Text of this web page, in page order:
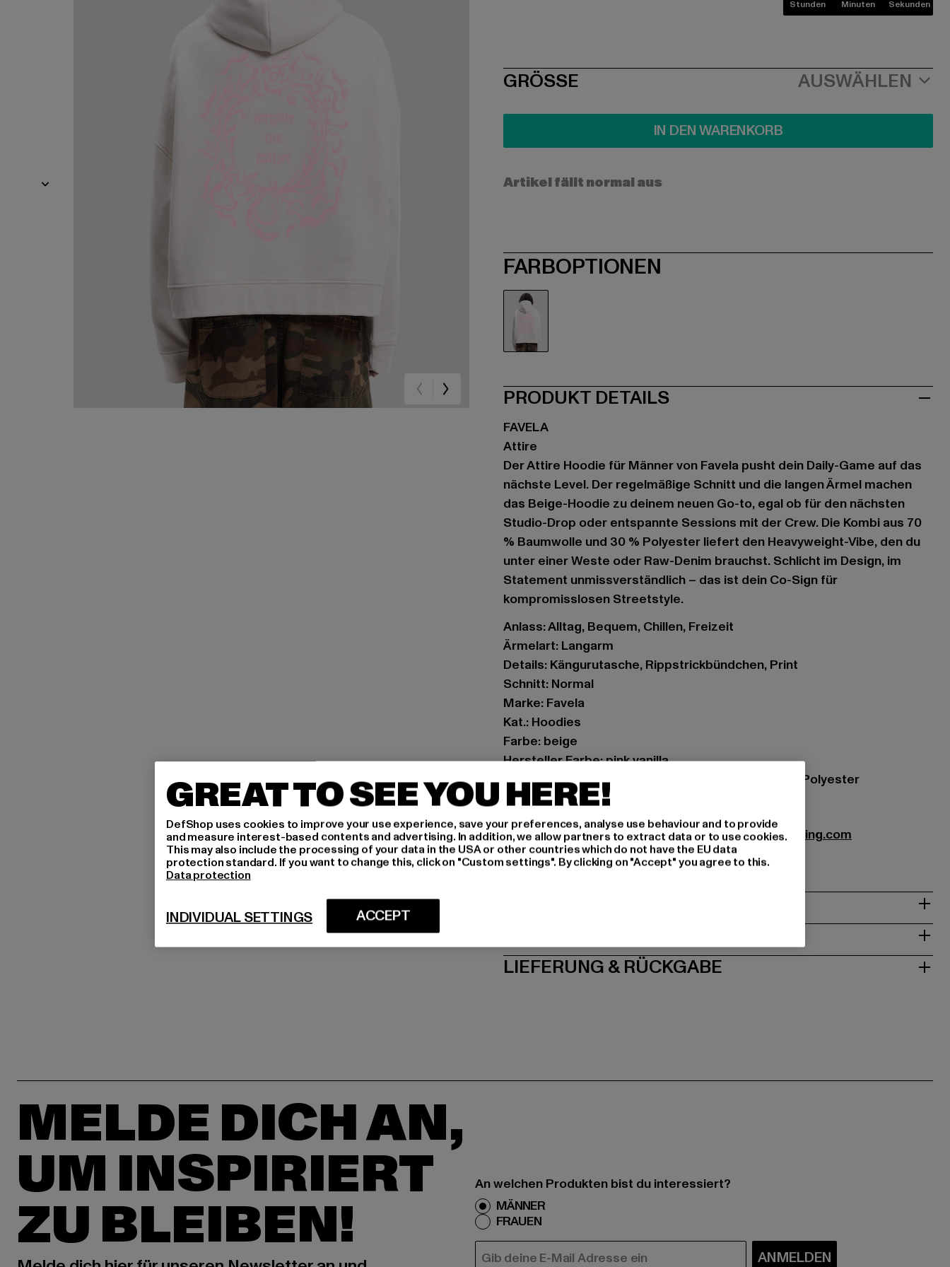
Stunden Minuten Sekunden
SIZE
GRÖSSE AUSWÄHLEN
IN DEN WARENKORB
Artikel fällt normal aus
FARBOPTIONEN
PRODUKT DETAILS
FAVELA
Attire
Der Attire Hoodie für Männer von Favela pusht dein Daily-Game auf das
nächste Level. Der regelmäßige Schnitt und die langen Ärmel machen
das Beige-Hoodie zu deinem neuen Go-to, egal ob für den nächsten
Studio-Drop oder entspannte Sessions mit der Crew. Die Kombi aus 70
% Baumwolle und 30 % Polyester liefert den Heavyweight-Vibe, den du
unter einer Weste oder Raw-Denim brauchst. Schlicht im Design, im
Statement unmissverständlich – das ist dein Co-Sign für
kompromisslosen Streetstyle.
Anlass: Alltag, Bequem, Chillen, Freizeit
Ärmelart: Langarm
Details: Kängurutasche, Rippstrickbündchen, Print
Schnitt: Normal
Marke: Favela
Kat.: Hoodies
Farbe: beige
Hersteller Farbe: pink vanilla
Materialzusammensetzung: 70% Baumwolle, 30% Polyester
Art.Nr: FAV-Q126-APVH-999-23636
Hersteller: AD Distribution GmbH | Info@favelaclothing.com
CHRISTINENSTRASSE 19A | 40880 Rattingen | DE
LIEFERUNG & RÜCKGABE
MELDE DICH AN,
UM INSPIRIERT
ZU BLEIBEN!
An welchen Produkten bist du interessiert?
MÄNNER
FRAUEN
E-MAIL ANMELDEN
GREAT TO SEE YOU HERE!
DefShop uses cookies to improve your use experience, save your preferences, analyse use behaviour and to provide
and measure interest-based contents and advertising. In addition, we allow partners to extract data or to use cookies.
This may also include the processing of your data in the USA or other countries which do not have the EU data
protection standard. If you want to change this, click on "Custom settings". By clicking on "Accept" you agree to this.
Data protection
ACCEPT
INDIVIDUAL SETTINGS